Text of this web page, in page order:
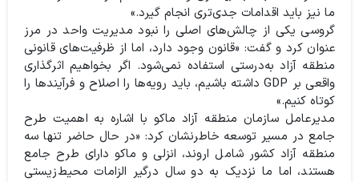
ما نیز باید اقدامات جدی‌تری انجام گیرد.»
گروسی یکی از چالش‌های اصلی را نبود مدیریت واحد در مرز
عنوان کرد و گفت: «قانون وجود دارد، اما از ظرفیت‌های قانونی
منطقه آزاد به‌درستی استفاده نمی‌شود. اگر بخواهیم اثرگذاری
واقعی بر GDP داشته باشیم، باید رویه‌ها را اصلاح و فرآیندها را
کوتاه کنیم.»
مدیرعامل سازمان منطقه آزاد ماکو با اشاره به اهمیت طرح
جامع در مسیر توسعه خاطرنشان کرد: «در حال حاضر تنها سه
منطقه آزاد کشور شامل اروند، انزلی و ماکو دارای طرح جامع
هستند، اما ما نزدیک به دو سال درگیر الزامات محیط‌زیستی